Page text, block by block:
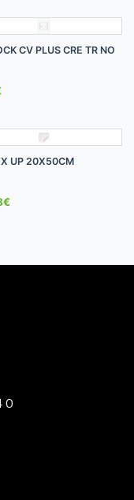
CV PLUS CRE TR NO
UP 20X50CM
€
0